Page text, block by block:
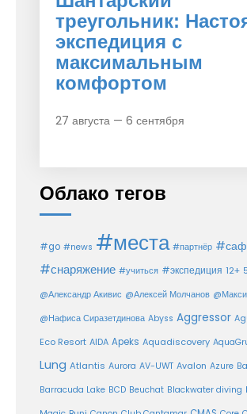
треугольник:
экспедиция с
максимальным
комфортом
27 августа — 6 сентября
Облако тегов
#go #news #места #партнёр
#снаряжение #учиться #экспедиция 12+
@Александр Акивис @Алексей Молчанов
@Нафиса Сиразетдинова Abyss Aggressor
Eco Resort AIDA Apeks Aquadiscovery
Lung Atlantis Aurora AV-UWT Avalon Azure
Barracuda Lake BCD Beuchat Blackwater diving